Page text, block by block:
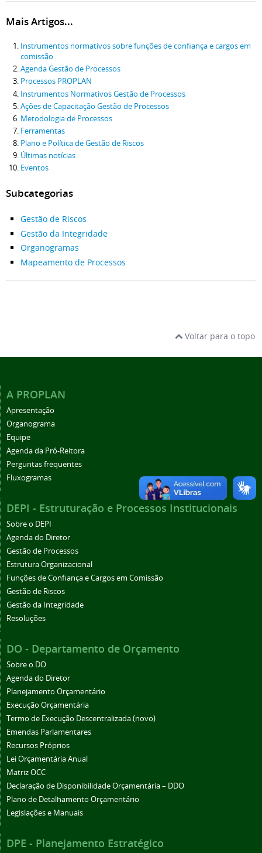
Mais Artigos...
Instrumentos normativos sobre funções de confiança e cargos em
comissão
Agenda Gestão de Processos
Processos PROPLAN
Instrumentos Normativos Gestão de Processos
Ações de Capacitação Gestão de Processos
Metodologia de Processos
Ferramentas
Plano e Política de Gestão de Riscos
Últimas notícias
Eventos
Subcategorias
Gestão de Riscos
Gestão da Integridade
Organogramas
Mapeamento de Processos
Voltar para o topo
A PROPLAN
Apresentação
Organograma
Equipe
Agenda da Pró-Reitora
Perguntas frequentes
Fluxogramas
DEPI - Estruturação e Processos Institucionais
Sobre o DEPI
Agenda do Diretor
Gestão de Processos
Estrutura Organizacional
Funções de Confiança e Cargos em Comissão
Gestão de Riscos
Gestão da Integridade
Resoluções
DO - Departamento de Orçamento
Sobre o DO
Agenda do Diretor
Planejamento Orçamentário
Execução Orçamentária
Termo de Execução Descentralizada (novo)
Emendas Parlamentares
Recursos Próprios
Lei Orçamentária Anual
Matriz OCC
Declaração de Disponibilidade Orçamentária – DDO
Plano de Detalhamento Orçamentário
Legislações e Manuais
DPE - Planejamento Estratégico